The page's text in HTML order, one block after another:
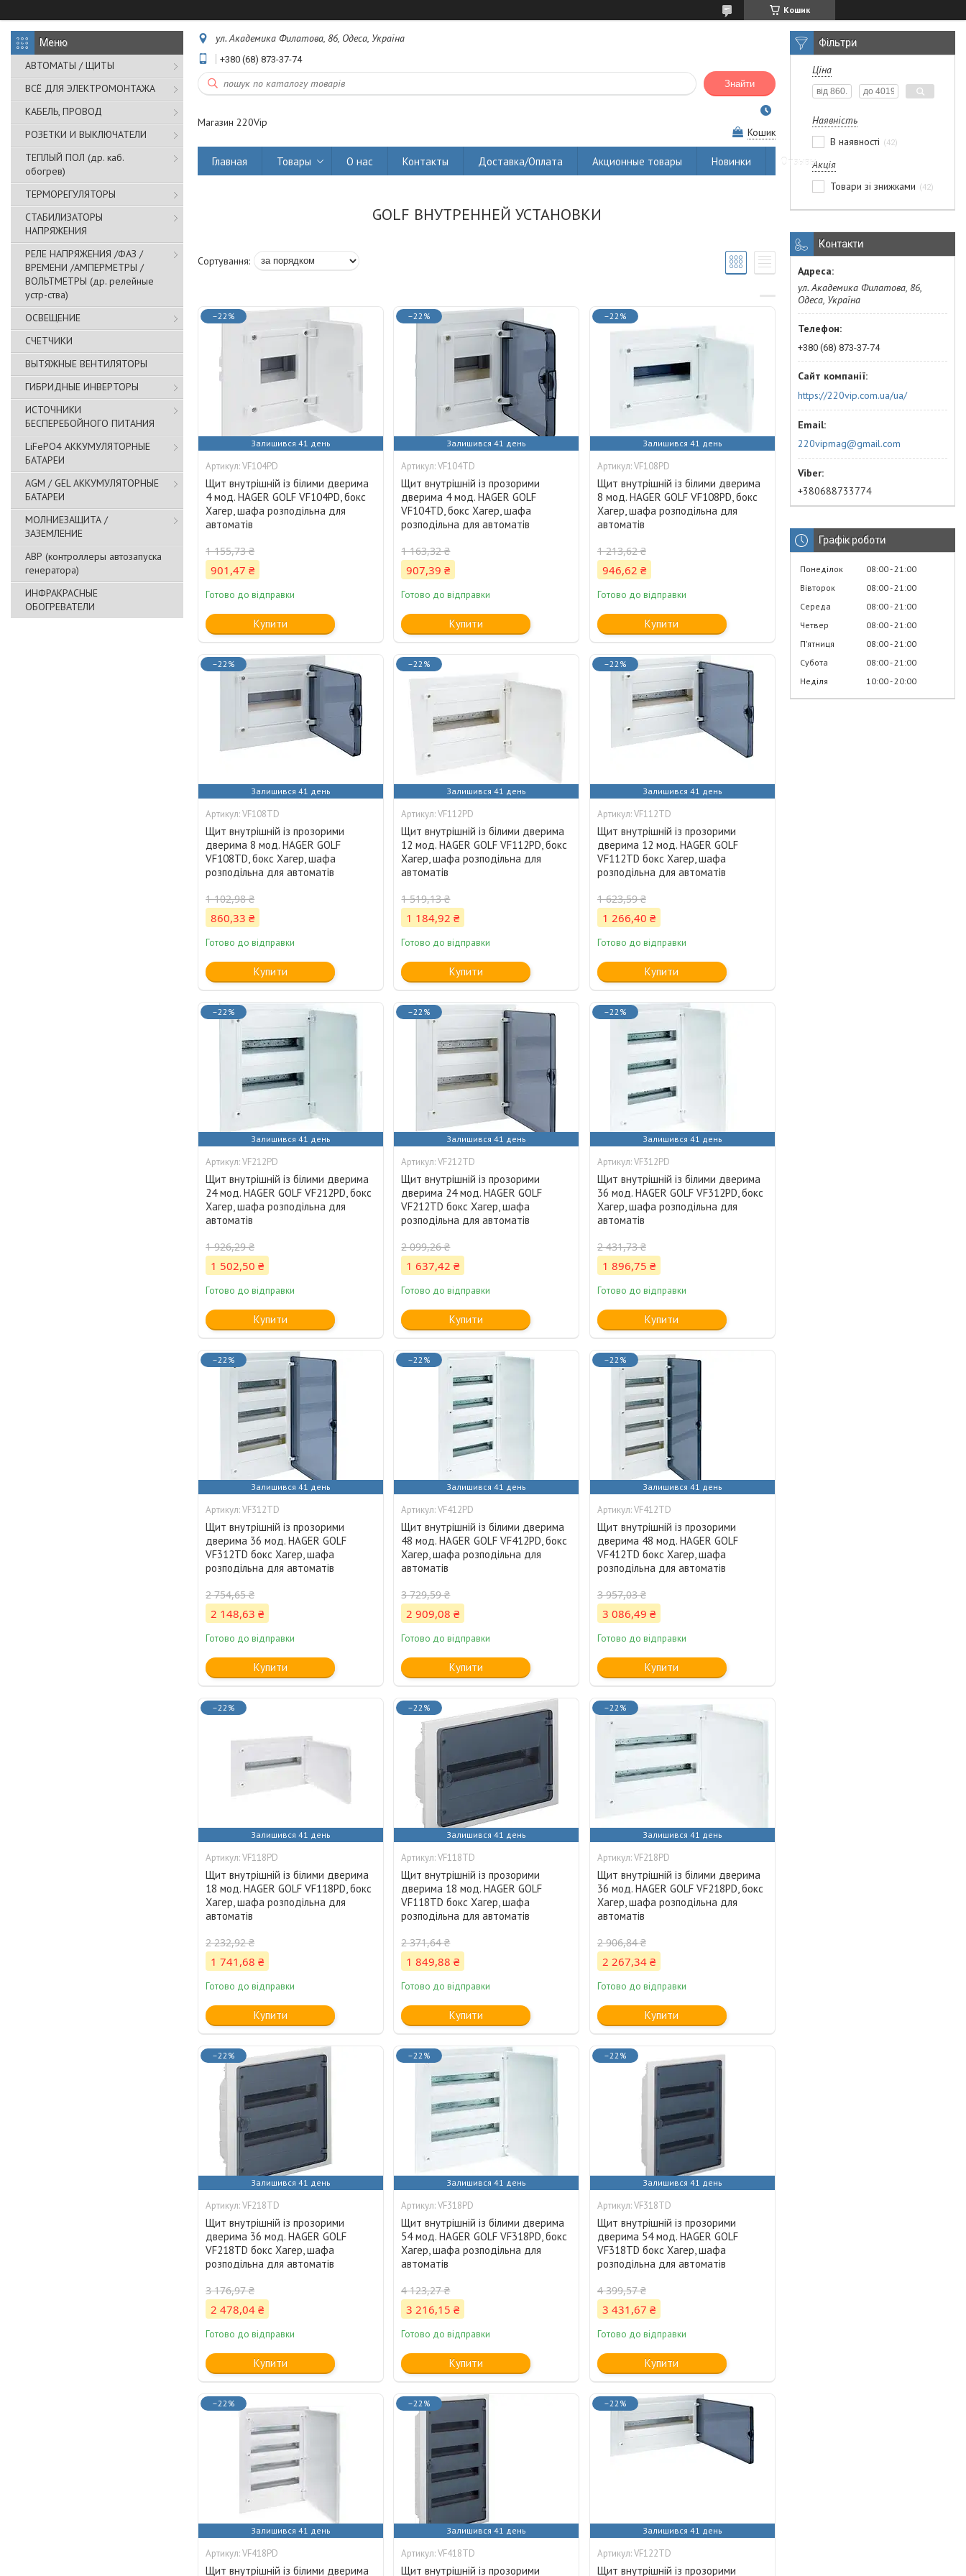
Кошик
АВТОМАТЫ / ЩИТЫ
ВСЁ ДЛЯ ЭЛЕКТРОМОНТАЖА
КАБЕЛЬ, ПРОВОД
РОЗЕТКИ И ВЫКЛЮЧАТЕЛИ
ТЕПЛЫЙ ПОЛ (др. каб.
обогрев)
ТЕРМОРЕГУЛЯТОРЫ
СТАБИЛИЗАТОРЫ
НАПРЯЖЕНИЯ
РЕЛЕ НАПРЯЖЕНИЯ /ФАЗ /
ВРЕМЕНИ /АМПЕРМЕТРЫ /
ВОЛЬТМЕТРЫ (др. релейные
устр-ства)
ОСВЕЩЕНИЕ
СЧЕТЧИКИ
ВЫТЯЖНЫЕ ВЕНТИЛЯТОРЫ
ГИБРИДНЫЕ ИНВЕРТОРЫ
ИСТОЧНИКИ
БЕСПЕРЕБОЙНОГО ПИТАНИЯ
LiFePO4 АККУМУЛЯТОРНЫЕ
БАТАРЕИ
AGM / GEL АККУМУЛЯТОРНЫЕ
БАТАРЕИ
МОЛНИЕЗАЩИТА /
ЗАЗЕМЛЕНИЕ
АВР (контроллеры автозапуска
генератора)
ИНФРАКРАСНЫЕ
ОБОГРЕВАТЕЛИ
ул. Академика Филатова, 86, Одеса, Україна
+380 (68) 873-37-74
Знайти
Магазин 220Vip
Кошик
Главная Товары О нас Контакты Доставка/Оплата Акционные товары Новинки Отзывы
GOLF ВНУТРЕННЕЙ УСТАНОВКИ
–22%
Залишився 41 день
VF104PD
Щит внутрішній із білими дверима
4 мод. HAGER GOLF VF104PD, бокс
Хагер, шафа розподільна для
автоматів
1 155,73 ₴
901,47 ₴
Готово до відправки
Купити
–22%
Залишився 41 день
VF104TD
Щит внутрішній із прозорими
дверима 4 мод. HAGER GOLF
VF104TD, бокс Хагер, шафа
розподільна для автоматів
1 163,32 ₴
907,39 ₴
Готово до відправки
Купити
–22%
Залишився 41 день
VF108PD
Щит внутрішній із білими дверима
8 мод. HAGER GOLF VF108РD, бокс
Хагер, шафа розподільна для
автоматів
1 213,62 ₴
946,62 ₴
Готово до відправки
Купити
–22%
Залишився 41 день
VF108TD
Щит внутрішній із прозорими
дверима 8 мод. HAGER GOLF
VF108TD, бокс Хагер, шафа
розподільна для автоматів
1 102,98 ₴
860,33 ₴
Готово до відправки
Купити
–22%
Залишився 41 день
VF112PD
Щит внутрішній із білими дверима
12 мод. HAGER GOLF VF112РD, бокс
Хагер, шафа розподільна для
автоматів
1 519,13 ₴
1 184,92 ₴
Готово до відправки
Купити
–22%
Залишився 41 день
VF112TD
Щит внутрішній із прозорими
дверима 12 мод. HAGER GOLF
VF112TD бокс Хагер, шафа
розподільна для автоматів
1 623,59 ₴
1 266,40 ₴
Готово до відправки
Купити
–22%
Залишився 41 день
VF212PD
Щит внутрішній із білими дверима
24 мод. HAGER GOLF VF212РD, бокс
Хагер, шафа розподільна для
автоматів
1 926,29 ₴
1 502,50 ₴
Готово до відправки
Купити
–22%
Залишився 41 день
VF212TD
Щит внутрішній із прозорими
дверима 24 мод. HAGER GOLF
VF212TD бокс Хагер, шафа
розподільна для автоматів
2 099,26 ₴
1 637,42 ₴
Готово до відправки
Купити
–22%
Залишився 41 день
VF312PD
Щит внутрішній із білими дверима
36 мод. HAGER GOLF VF312РD, бокс
Хагер, шафа розподільна для
автоматів
2 431,73 ₴
1 896,75 ₴
Готово до відправки
Купити
–22%
Залишився 41 день
VF312TD
Щит внутрішній із прозорими
дверима 36 мод. HAGER GOLF
VF312TD бокс Хагер, шафа
розподільна для автоматів
2 754,65 ₴
2 148,63 ₴
Готово до відправки
Купити
–22%
Залишився 41 день
VF412PD
Щит внутрішній із білими дверима
48 мод. HAGER GOLF VF412РD, бокс
Хагер, шафа розподільна для
автоматів
3 729,59 ₴
2 909,08 ₴
Готово до відправки
Купити
–22%
Залишився 41 день
VF412TD
Щит внутрішній із прозорими
дверима 48 мод. HAGER GOLF
VF412TD бокс Хагер, шафа
розподільна для автоматів
3 957,03 ₴
3 086,49 ₴
Готово до відправки
Купити
–22%
Залишився 41 день
VF118PD
Щит внутрішній із білими дверима
18 мод. HAGER GOLF VF118РD, бокс
Хагер, шафа розподільна для
автоматів
2 232,92 ₴
1 741,68 ₴
Готово до відправки
Купити
–22%
Залишився 41 день
VF118TD
Щит внутрішній із прозорими
дверима 18 мод. HAGER GOLF
VF118TD бокс Хагер, шафа
розподільна для автоматів
2 371,64 ₴
1 849,88 ₴
Готово до відправки
Купити
–22%
Залишився 41 день
VF218PD
Щит внутрішній із білими дверима
36 мод. HAGER GOLF VF218РD, бокс
Хагер, шафа розподільна для
автоматів
2 906,84 ₴
2 267,34 ₴
Готово до відправки
Купити
–22%
Залишився 41 день
VF218TD
Щит внутрішній із прозорими
дверима 36 мод. HAGER GOLF
VF218TD бокс Хагер, шафа
розподільна для автоматів
3 176,97 ₴
2 478,04 ₴
Готово до відправки
Купити
–22%
Залишився 41 день
VF318PD
Щит внутрішній із білими дверима
54 мод. HAGER GOLF VF318РD, бокс
Хагер, шафа розподільна для
автоматів
4 123,27 ₴
3 216,15 ₴
Готово до відправки
Купити
–22%
Залишився 41 день
VF318TD
Щит внутрішній із прозорими
дверима 54 мод. HAGER GOLF
VF318TD бокс Хагер, шафа
розподільна для автоматів
4 399,57 ₴
3 431,67 ₴
Готово до відправки
Купити
–22%
Залишився 41 день
VF418PD
Щит внутрішній із білими дверима
–22%
Залишився 41 день
VF418TD
Щит внутрішній із прозорими
–22%
Залишився 41 день
VF122TD
Щит внутрішній із прозорими
Фільтри
Ціна
Наявність
В наявності
42
Акція
Товари зі знижками
42
Контакти
ул. Академика Филатова, 86,
Одеса, Україна
+380 (68) 873-37-74
https://220vip.com.ua/ua/
220vipmag@gmail.com
+380688733774
Графік роботи
Понеділок 08:00 21:00
Вівторок
08:00 21:00
Середа
08:00 21:00
Четвер
08:00 21:00
Пʼятниця
08:00 21:00
Субота
08:00 21:00
Неділя
10:00 20:00